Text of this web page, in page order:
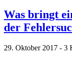
Was bringt
der
29. Oktober 2017 - 3